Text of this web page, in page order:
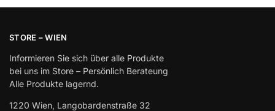
STORE – WIEN
Informieren Sie sich über alle Produkte
bei uns im Store – Persönlich Berateung
Alle Produkte lagernd.
1220 Wien, Langobardenstraße 32